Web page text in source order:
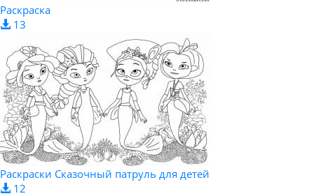
Раскраска
13
Раскраски Сказочный патруль для детей
12